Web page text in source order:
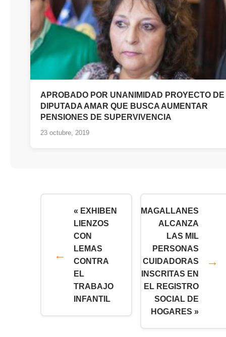
APROBADO POR UNANIMIDAD PROYECTO DE
DIPUTADA AMAR QUE BUSCA AUMENTAR
PENSIONES DE SUPERVIVENCIA
23 octubre, 2019
« EXHIBEN
LIENZOS
CON
LEMAS
CONTRA
EL
TRABAJO
INFANTIL
MAGALLANES
ALCANZA
LAS MIL
PERSONAS
CUIDADORAS
INSCRITAS EN
EL REGISTRO
SOCIAL DE
HOGARES »